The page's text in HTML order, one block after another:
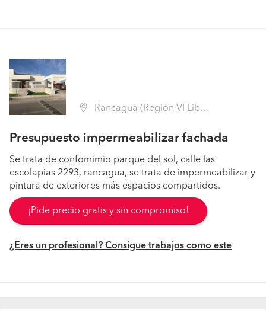
Rancagua (Región VI Libertador B. O'Higgins - Cachapoal)
Presupuesto impermeabilizar fachada
Se trata de confomimio parque del sol, calle las
escolapias 2293, rancagua, se trata de impermeabilizar y
pintura de exteriores más espacios compartidos.
¡Pide precio gratis y sin compromiso!
¿Eres un profesional? Consigue trabajos como este